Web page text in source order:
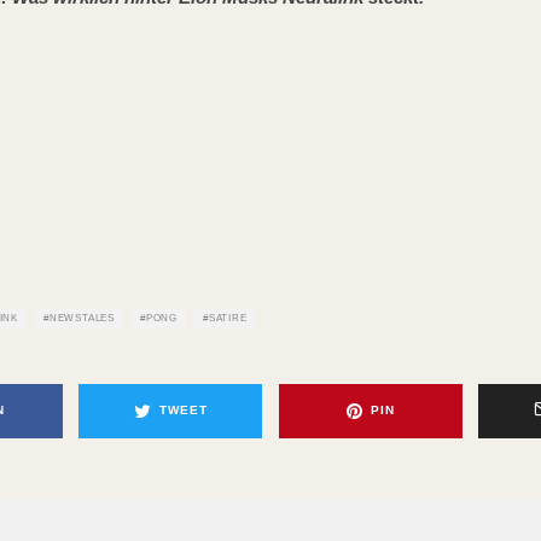
NEWSTALES PONG SATIRE
TWEET PIN